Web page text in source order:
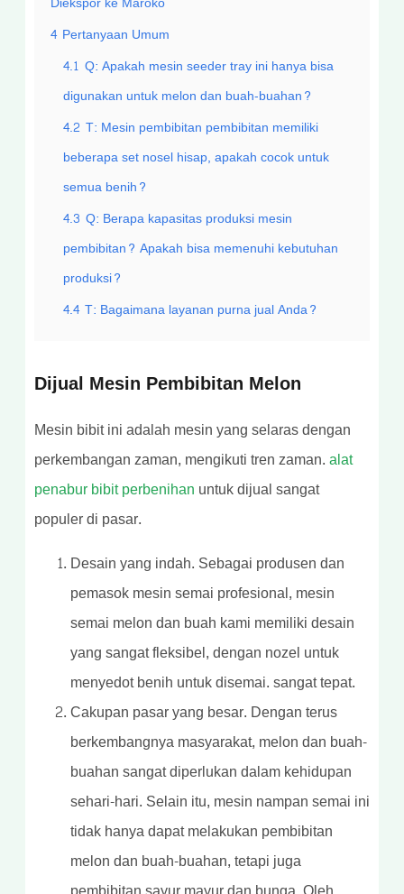
4 Pertanyaan Umum
4.1 Q: Apakah mesin seeder tray ini hanya bisa
digunakan untuk melon dan buah-buahan?
4.2 T: Mesin pembibitan pembibitan memiliki
beberapa set nosel hisap, apakah cocok untuk
semua benih?
4.3 Q: Berapa kapasitas produksi mesin
pembibitan? Apakah bisa memenuhi kebutuhan
produksi?
4.4 T: Bagaimana layanan purna jual Anda?
Dijual Mesin Pembibitan Melon
Mesin bibit ini adalah mesin yang selaras dengan
perkembangan zaman, mengikuti tren zaman.alat
penabur bibit perbenihan untuk dijual sangat
populer di pasar.
Desain yang indah. Sebagai produsen dan
pemasok mesin semai profesional, mesin
semai melon dan buah kami memiliki desain
yang sangat fleksibel, dengan nozel untuk
menyedot benih untuk disemai. sangat tepat.
Cakupan pasar yang besar. Dengan terus
berkembangnya masyarakat, melon dan buah-
buahan sangat diperlukan dalam kehidupan
sehari-hari. Selain itu, mesin nampan semai ini
tidak hanya dapat melakukan pembibitan
melon dan buah-buahan, tetapi juga